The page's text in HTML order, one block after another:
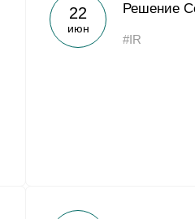
22
июн
Решение
#IR